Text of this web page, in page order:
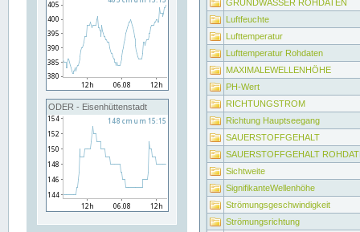
ODER - Eisenhüttenstadt
GRUNDWASSER ROHDATEN
Luftfeuchte
Lufttemperatur
Lufttemperatur Rohdaten
MAXIMALEWELLENHÖHE
PH-Wert
RICHTUNGSTROM
Richtung Hauptseegang
SAUERSTOFFGEHALT
SAUERSTOFFGEHALT
Sichtweite
SignifikanteWellenhöhe
Strömungsgeschwindigkeit
Strömungsrichtung